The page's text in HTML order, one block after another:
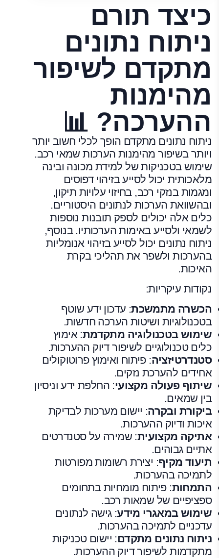
כיצד תורם
ניתוח נתונים
מתקדם לשיפור
מהימנות
ההערכה? 📊
ניתוח נתונים מתקדם הופך לכלי חשוב יותר
ויותר בשיפור מהימנות הערכות שמאי רכב.
שימוש בטכניקות של למידת מכונה ובינה
מלאכותית יכול לסייע בזיהוי דפוסים
ומגמות בנזקי רכב, בחיזוי עלויות תיקון,
ובהשוואת הערכות לנתונים היסטוריים.
כלים אלה יכולים לספק תובנות נוספות
לשמאי ולסייע באימות הערכותיו. בנוסף,
ניתוח נתונים יכול לסייע בזיהוי אנומליות
בהערכות ולשפר את תהליכי בקרת
האיכות.
נקודות עיקריות:
הכשרה מתמשכת: עדכון ידע שוטף
בטכנולוגיות ושיטות הערכה חדשות.
שימוש בטכנולוגיה מתקדמת: אימוץ
כלים טכנולוגיים לשיפור דיוק ההערכות.
סטנדרטיזציה: פיתוח ואימוץ פרוטוקולים
אחידים להערכת נזקים.
שיתוף פעולה מקצועי: החלפת ידע וניסיון
בין שמאים.
ביקורת ובקרה: יישום מערכות לבדיקת
איכות ודיוק ההערכות.
אתיקה מקצועית: שמירה על סטנדרטים
אתיים גבוהים.
תיעוד מקיף: יצירת רשומות מפורטות
לתמיכה בהערכות.
התמחות: פיתוח מומחיות בתחומים
ספציפיים של שמאות רכב.
שימוש במאגרי מידע: גישה לנתונים
עדכניים לתמיכה בהערכות.
ניתוח נתונים מתקדם: יישום טכניקות
מתקדמות לשיפור דיוק ההערכות.